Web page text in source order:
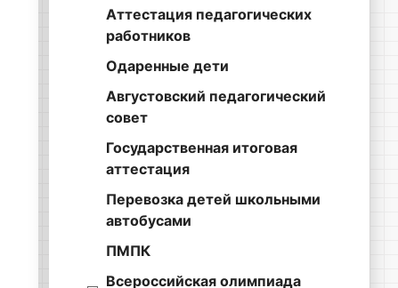
Аттестация педагогических
работников
Одаренные дети
Августовский педагогический
совет
Государственная итоговая
аттестация
Перевозка детей школьными
автобусами
ПМПК
Всероссийская олимпиада